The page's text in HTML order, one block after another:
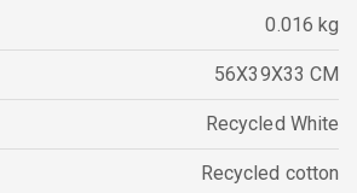
0.016 kg
56X39X33 CM
Recycled White
Recycled cotton